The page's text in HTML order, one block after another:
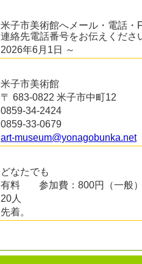
米子市美術館へメール・電話・
連絡先電話番号をお伝えくださ
2026年6月1日 ～
米子市美術館
〒 683-0822 米子市中町12
0859-34-2424
0859-33-0679
art-museum@yonagobunka.net
どなたでも
有料
参加費：800円（一般
20人
先着。